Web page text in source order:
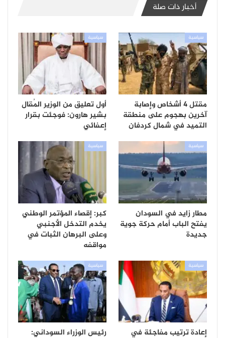
أخبار ذات صلة
سياسية
مقتل 4 أشخاص وإصابة
آخرين بهجوم على منطقة
التميد في شمال كردفان
سياسية
أول تعليق من الوزير المُقال
بشير هارون: فوجئت بقرار
إعفائي
سياسية
مطار زايد في السودان
يفتح الباب أمام حركة جوية
جديدة
سياسية
كبر: إقصاء المؤتمر الوطني
يخدم التدخل الأجنبي
وعلى البرهان الثبات في
مواقفه
سياسية
إعادة ترتيب مفاجئة في
سياسية
رئيس الوزراء السوداني: